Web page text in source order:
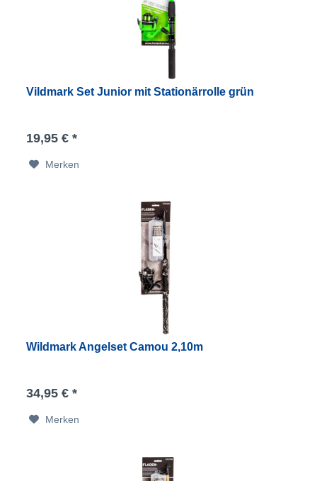
Vildmark Set Junior mit Stationärrolle grün
19,95 € *
Merken
Wildmark Angelset Camou 2,10m
34,95 € *
Merken